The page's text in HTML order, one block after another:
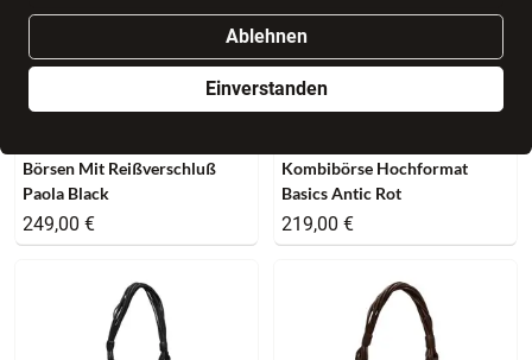
Ablehnen
Einverstanden
NEU
Börsen Mit Reißverschluß
Paola Black
249,00 €
Kombibörse Hochformat
Basics Antic Rot
219,00 €